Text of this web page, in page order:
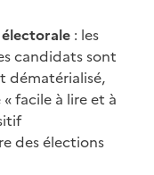
: les
candidats sont
dématérialisé,
facile à lire et à
des élections